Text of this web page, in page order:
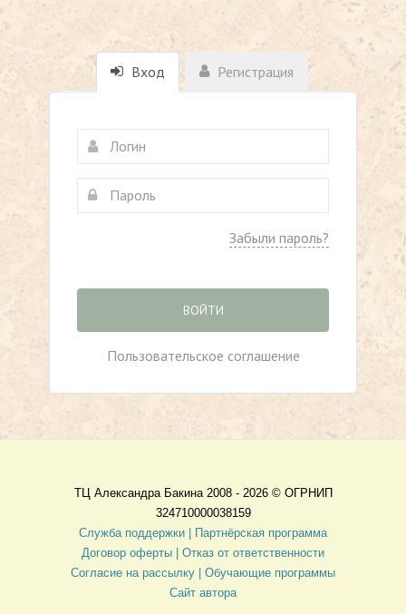
Вход Регистрация
Забыли пароль?
ВОЙТИ
Пользовательское соглашение
ТЦ Александра Бакина 2008 - 2026 © ОГРНИП
324710000038159
Служба поддержки |
Партнёрская программа
Договор оферты
| Отказ от ответственности
Согласие на рассылку | Обучающие программы
Сайт автора